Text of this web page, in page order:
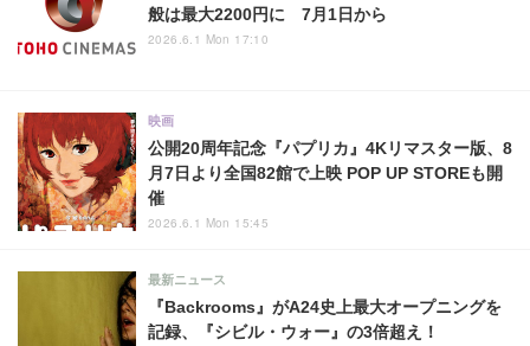
般は最大2200円に 7月1日から
2026.6.1 Mon 17:10
公開20周年記念『パプリカ』4Kリマスター版、8
月7日より全国82館で上映 POP UP STOREも開
催
映画
2026.6.1 Mon 15:45
『Backrooms』がA24史上最大オープニングを
記録、『シビル・ウォー』の3倍超え！
最新ニュース